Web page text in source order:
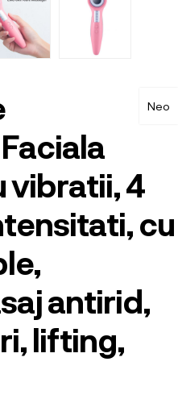
Neo
vibratii, 4
cu
antirid,
lifting,